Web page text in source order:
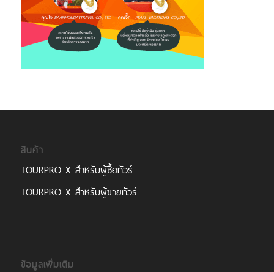
สินค้า
TOURPRO X สำหรับผู้ซื้อทัวร์
TOURPRO X สำหรับผู้ขายทัวร์
ข้อมูลเพิ่มเติม